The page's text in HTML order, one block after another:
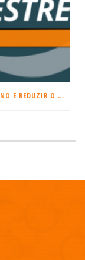
PILATES PARA MELHORAR A QUALIDADE DO SONO E REDUZIR O ESTRESSE